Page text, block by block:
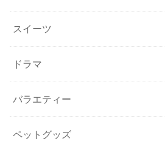
スイーツ
ドラマ
バラエティー
ペットグッズ